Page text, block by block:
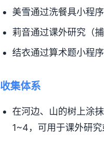
美雪通过洗餐具小程
莉音通过课外研究（
结衣通过算术题小程
收集体系
在河边、山的树上涂
1~4，可用于课外研究